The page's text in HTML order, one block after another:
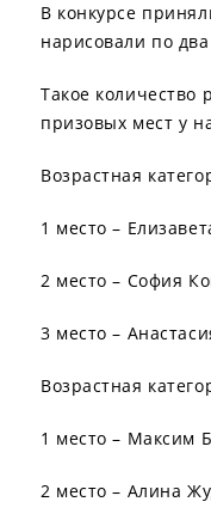
В конкурсе
нарисовали по
Такое количество
призовых мест у
Возрастная
1 место –
2 место – София
3 место –
Возрастная
1 место – Максим
2 место – Алина